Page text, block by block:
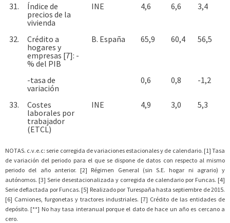
31.
Índice de
precios de la
vivienda
INE 4,6 6,6 3,4
32.
Crédito a
hogares y
empresas [7]: -
% del PIB
B. España 65,9 60,4 56,5
-tasa de
variación
0,6 0,8 -1,2
33.
Costes
laborales por
trabajador
(ETCL)
INE 4,9 3,0 5,3
NOTAS. c.v.e.c: serie corregida de variaciones estacionales y de calendario. [1] Tasa
de variación del periodo para el que se dispone de datos con respecto al mismo
periodo del año anterior. [2] Régimen General (sin S.E. hogar ni agrario) y
autónomos. [3] Serie desestacionalizada y corregida de calendario por Funcas. [4]
Serie deflactada por Funcas. [5] Realizado por Turespaña hasta septiembre de 2015.
[6] Camiones, furgonetas y tractores industriales. [7] Crédito de las entidades de
depósito. [**] No hay tasa interanual porque el dato de hace un año es cercano a
cero.